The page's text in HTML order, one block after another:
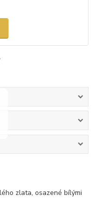
zlata, osazené bílými